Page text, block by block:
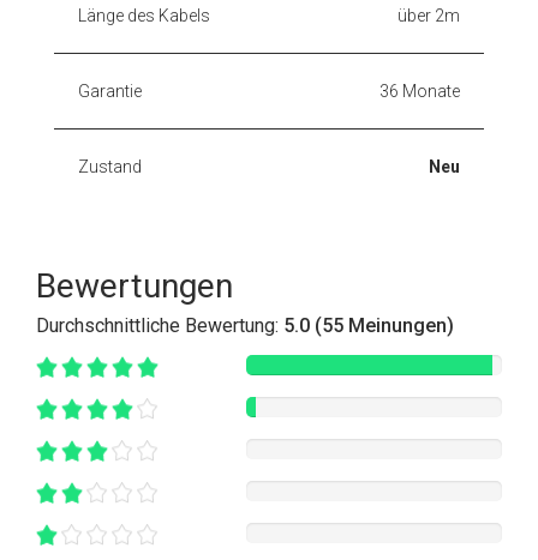
Länge des Kabels über 2m
Garantie 36 Monate
Zustand Neu
Bewertungen
Durchschnittliche Bewertung: 5.0 (55 Meinungen)